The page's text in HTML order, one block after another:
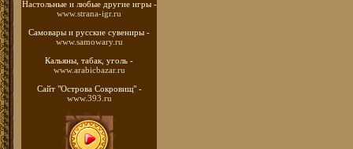
Настольные и любые другие игры -
www.strana-igr.ru
Самовары и русские сувениры -
www.samowary.ru
Кальяны, табак, уголь -
www.arabicbazar.ru
Сайт "Острова Сокровищ" -
www.393.ru